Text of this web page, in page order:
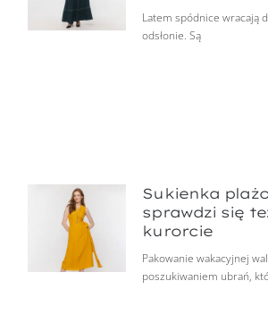
Latem spódnice wracają
odsłonie. Są
Sukienka
sprawdzi się
kurorcie
Pakowanie wakacyjnej
poszukiwaniem ubrań,